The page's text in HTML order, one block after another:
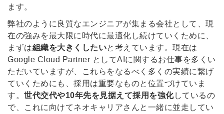
ます。
弊社のように良質なエンジニアが集まる会社として、現
在の強みを最大限に時代に最適化し続けていくために、
まずは組織を大きくしたいと考えています。現在は
Google Cloud Partner としてAIに関するお仕事を多くい
ただいていますが、これらをなるべく多くの実績に繋げ
ていくためにも、採用は重要なものと位置づけていま
す。 世代交代や10年先を見据えて採用を強化しているの
で、これに向けてネオキャリアさんと一緒に並走してい